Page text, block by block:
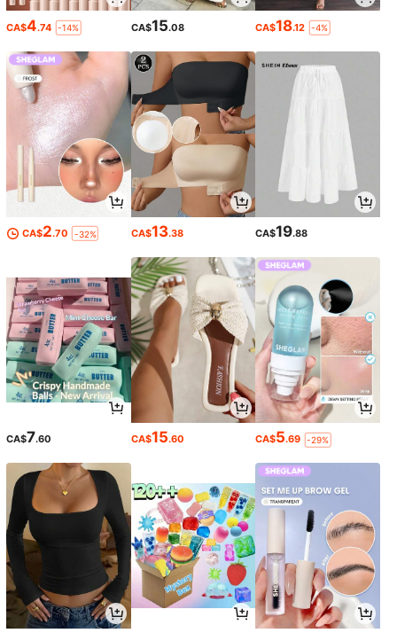
CA$4.74 -14% CA$15.08 CA$18.12 -4%
CA$2.70 -32% CA$13.38 CA$19.88
CA$7.60 CA$15.60 CA$5.69 -29%